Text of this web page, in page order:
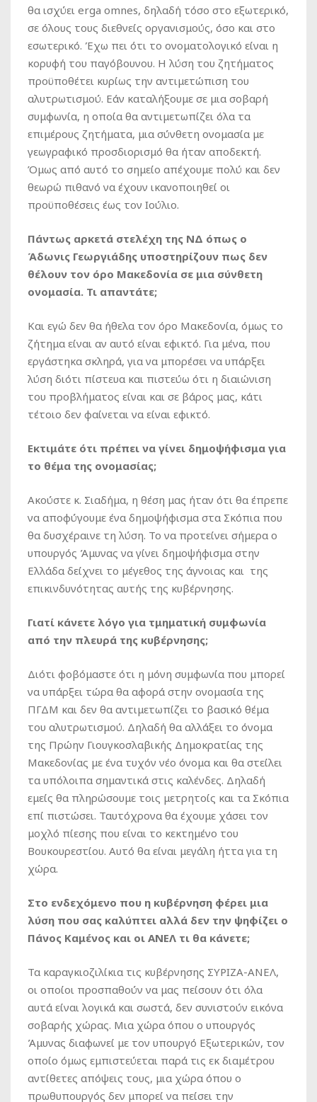
θα ισχύει erga omnes, δηλαδή τόσο στο εξωτερικό,
σε όλους τους διεθνείς οργανισμούς, όσο και στο
εσωτερικό. Έχω πει ότι το ονοματολογικό είναι η
κορυφή του παγόβουνου. Η λύση του ζητήματος
προϋποθέτει κυρίως την αντιμετώπιση του
αλυτρωτισμού. Εάν καταλήξουμε σε μια σοβαρή
συμφωνία, η οποία θα αντιμετωπίζει όλα τα
επιμέρους ζητήματα, μια σύνθετη ονομασία με
γεωγραφικό προσδιορισμό θα ήταν αποδεκτή.
Όμως από αυτό το σημείο απέχουμε πολύ και δεν
θεωρώ πιθανό να έχουν ικανοποιηθεί οι
προϋποθέσεις έως τον Ιούλιο.
Πάντως αρκετά στελέχη της ΝΔ όπως ο
Άδωνις Γεωργιάδης υποστηρίζουν πως δεν
θέλουν τον όρο Μακεδονία σε μια σύνθετη
ονομασία. Τι απαντάτε;
Και εγώ δεν θα ήθελα τον όρο Μακεδονία, όμως το
ζήτημα είναι αν αυτό είναι εφικτό. Για μένα, που
εργάστηκα σκληρά, για να μπορέσει να υπάρξει
λύση διότι πίστευα και πιστεύω ότι η διαιώνιση
του προβλήματος είναι και σε βάρος μας, κάτι
τέτοιο δεν φαίνεται να είναι εφικτό.
Εκτιμάτε ότι πρέπει να γίνει δημοψήφισμα για
το θέμα της ονομασίας;
Ακούστε κ. Σιαδήμα, η θέση μας ήταν ότι θα έπρεπε
να αποφύγουμε ένα δημοψήφισμα στα Σκόπια που
θα δυσχέραινε τη λύση. Το να προτείνει σήμερα ο
υπουργός Άμυνας να γίνει δημοψήφισμα στην
Ελλάδα δείχνει το μέγεθος της άγνοιας και της
επικινδυνότητας αυτής της κυβέρνησης.
Γιατί κάνετε λόγο για τμηματική συμφωνία
από την πλευρά της κυβέρνησης;
Διότι φοβόμαστε ότι η μόνη συμφωνία που μπορεί
να υπάρξει τώρα θα αφορά στην ονομασία της
ΠΓΔΜ και δεν θα αντιμετωπίζει το βασικό θέμα
του αλυτρωτισμού. Δηλαδή θα αλλάξει το όνομα
της Πρώην Γιουγκοσλαβικής Δημοκρατίας της
Μακεδονίας με ένα τυχόν νέο όνομα και θα στείλει
τα υπόλοιπα σημαντικά στις καλένδες. Δηλαδή
εμείς θα πληρώσουμε τοις μετρητοίς και τα Σκόπια
επί πιστώσει. Ταυτόχρονα θα έχουμε χάσει τον
μοχλό πίεσης που είναι το κεκτημένο του
Βουκουρεστίου. Αυτό θα είναι μεγάλη ήττα για τη
χώρα.
Στο ενδεχόμενο που η κυβέρνηση φέρει μια
λύση που σας καλύπτει αλλά δεν την ψηφίζει ο
Πάνος Καμένος και οι ΑΝΕΛ τι θα κάνετε;
Τα καραγκιοζιλίκια τις κυβέρνησης ΣΥΡΙΖΑ-ΑΝΕΛ,
οι οποίοι προσπαθούν να μας πείσουν ότι όλα
αυτά είναι λογικά και σωστά, δεν συνιστούν εικόνα
σοβαρής χώρας. Μια χώρα όπου ο υπουργός
Άμυνας διαφωνεί με τον υπουργό Εξωτερικών, τον
οποίο όμως εμπιστεύεται παρά τις εκ διαμέτρου
αντίθετες απόψεις τους, μια χώρα όπου ο
πρωθυπουργός δεν μπορεί να πείσει την